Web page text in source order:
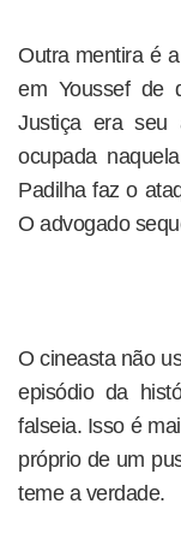
Outra mentira é
em Youssef de
Justiça era seu
ocupada
Padilha faz o
O advogado
O cineasta não
episódio da
falseia. Isso é
próprio de um
teme a verdade.